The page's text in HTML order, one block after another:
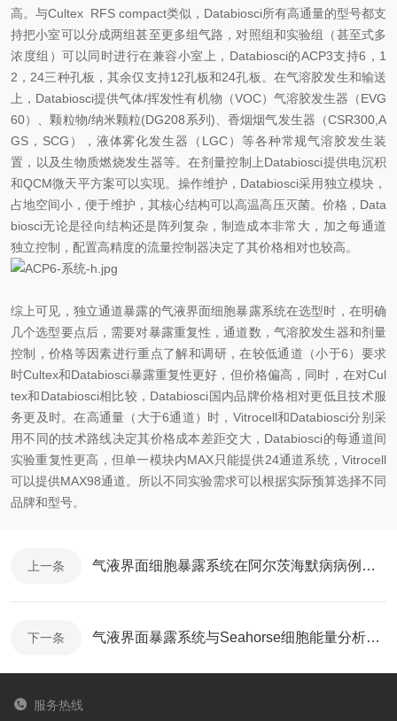
高。与Cultex RFS compact类似，Databiosci所有高通量的型号都支
持把小室可以分成两组甚至更多组气路，对照组和实验组（甚至式多
浓度组）可以同时进行在兼容小室上，Databiosci的ACP3支持6，1
2，24三种孔板，其余仅支持12孔板和24孔板。在气溶胶发生和输送
上，Databiosci提供气体/挥发性有机物（VOC）气溶胶发生器（EVG
60）、颗粒物/纳米颗粒(DG208系列)、香烟烟气发生器（CSR300,A
GS，SCG），液体雾化发生器（LGC）等各种常规气溶胶发生装
置，以及生物质燃烧发生器等。在剂量控制上Databiosci提供电沉积
和QCM微天平方案可以实现。操作维护，Databiosci采用独立模块，
占地空间小，便于维护，其核心结构可以高温高压灭菌。价格，Data
biosci无论是径向结构还是阵列复杂，制造成本非常大，加之每通道
独立控制，配置高精度的流量控制器决定了其价格相对也较高。
综上可见，独立通道暴露的气液界面细胞暴露系统在选型时，在明确
几个选型要点后，需要对暴露重复性，通道数，气溶胶发生器和剂量
控制，价格等因素进行重点了解和调研，在较低通道（小于6）要求
时Cultex和Databiosci暴露重复性更好，但价格偏高，同时，在对Cul
tex和Databiosci相比较，Databiosci国内品牌价格相对更低且技术服
务更及时。在高通量（大于6通道）时，Vitrocell和Databiosci分别采
用不同的技术路线决定其价格成本差距交大，Databiosci的每通道间
实验重复性更高，但单一模块内MAX只能提供24通道系统，Vitrocell
可以提供MAX98通道。所以不同实验需求可以根据实际预算选择不同
品牌和型号。
上一条 气液界面细胞暴露系统在阿尔茨海默病病例机制研究中的创新应用
下一条 气液界面暴露系统与Seahorse细胞能量分析仪的联合应用
服务热线